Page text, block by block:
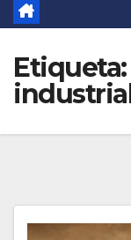
Etiqueta: